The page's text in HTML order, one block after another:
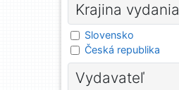
Krajina vydania
Slovensko
Česká republika
Vydavateľ